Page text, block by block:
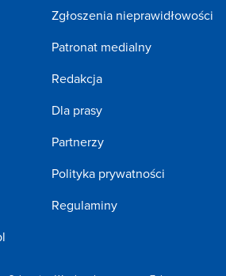
Zgłoszenia nieprawidłowości
Patronat medialny
Redakcja
Dla prasy
Partnerzy
Polityka prywatności
Regulaminy